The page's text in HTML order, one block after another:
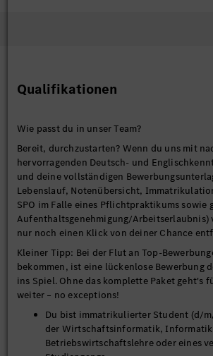
Qualifikationen
Wie passt du in unser Team?
Bereit, durchzustarten? Wenn du uns mit
hervorragenden Deutsch- und
und deine vollständigen
Lebenslauf, Notenübersicht,
SPO im Falle eines Pflichtpraktikums sowie
Aufenthaltsgenehmigung/Arbeitserlaubnis)
nur noch einen Klick von deiner Chance
Kleiner Tipp: Bei der Flut an Top-
bekommen, ist eine lückenlose Bewerbung
ins Spiel. Ohne das komplette Paket geht's
weiter – no exceptions!
Du bist immatrikulierter Student (d/
der Wirtschaftsinformatik,
Betriebswirtschaftslehre oder eines